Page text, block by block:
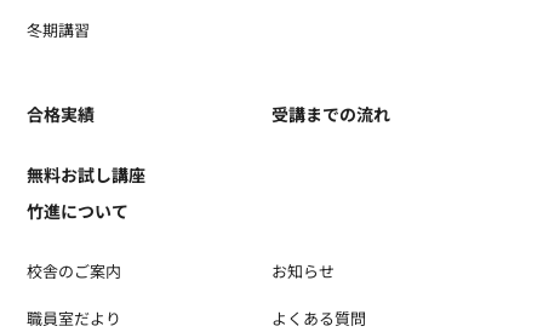
冬期講習
合格実績 受講までの流れ
無料お試し講座
竹進について
校舎のご案内 お知らせ
職員室だより よくある質問